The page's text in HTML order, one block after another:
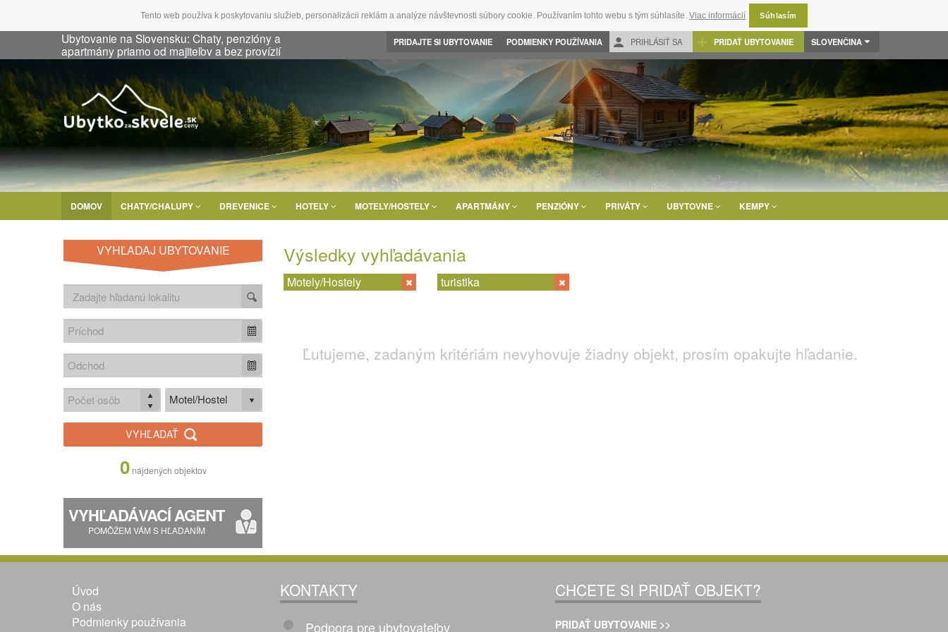
Tento web používa k poskytovaniu služieb, personalizácii reklám a analýze návštevnosti súbory cookie. Používaním tohto webu s tým súhlasíte.Viac informácií Súhlasím
Ubytovanie na Slovensku: Chaty, penzióny a
apartmány priamo od majiteľov a bez provízií
PRIDAJTE SI UBYTOVANIE PODMIENKY POUŽÍVANIA PRIHLÁSIŤ SA PRIDAŤ UBYTOVANIE SLOVENČINA
DOMOV CHATY/CHALUPY DREVENICE HOTELY MOTELY/HOSTELY APARTMÁNY PENZIÓNY PRIVÁTY UBYTOVNE KEMPY
VYHĽADAJ UBYTOVANIE
Motel/Hostel
VYHĽADAŤ
0 nájdených objektov
VYHĽADÁVACÍ AGENT
POMÔŽEM VÁM S HĽADANÍM
Výsledky vyhľadávania
Motely/Hostely turistika
Ľutujeme, zadaným kritériám nevyhovuje žiadny objekt, prosím opakujte hľadanie.
Úvod
O nás
Podmienky používania
KONTAKTY
Podpora pre ubytovateľov
CHCETE SI PRIDAŤ OBJEKT?
PRIDAŤ UBYTOVANIE >>